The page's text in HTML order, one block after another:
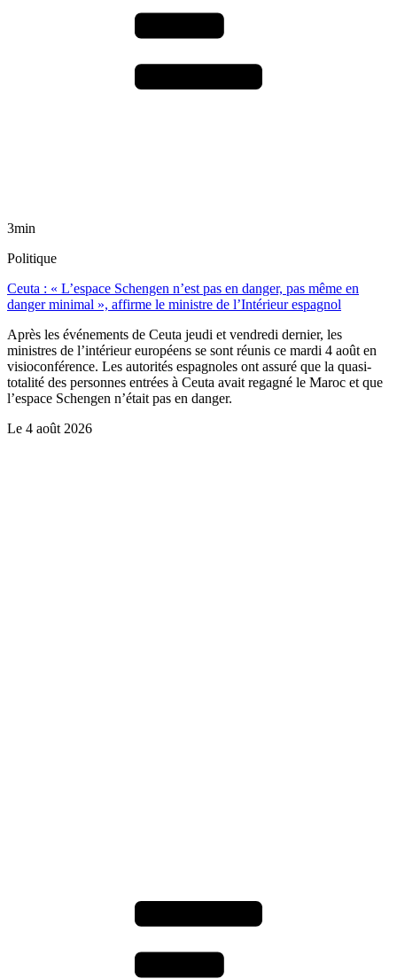
3min
Politique
Ceuta : « L’espace Schengen n’est pas en danger, pas même en
danger minimal », affirme le ministre de l’Intérieur espagnol
Après les événements de Ceuta jeudi et vendredi dernier, les
ministres de l’intérieur européens se sont réunis ce mardi 4 août en
visioconférence. Les autorités espagnoles ont assuré que la quasi-
totalité des personnes entrées à Ceuta avait regagné le Maroc et que
l’espace Schengen n’était pas en danger.
Le 4 août 2026